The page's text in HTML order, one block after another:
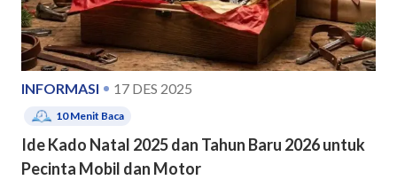
INFORMASI 17 DES 2025
10Menit Baca
Ide Kado Natal 2025 dan Tahun Baru 2026 untuk
Pecinta Mobil dan Motor